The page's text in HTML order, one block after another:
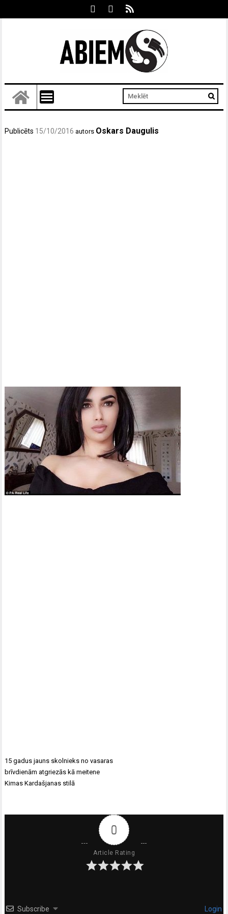
Publicēts 15/10/2016 autors Oskars Daugulis
Ziņu
izvēlne
15 gadus jauns skolnieks no vasaras
brīvdienām atgriezās kā meitene
Kimas Kardašjanas stilā
0
Article Rating
Subscribe Login